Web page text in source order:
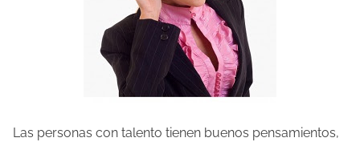
Las personas con talento tienen buenos pensamientos,